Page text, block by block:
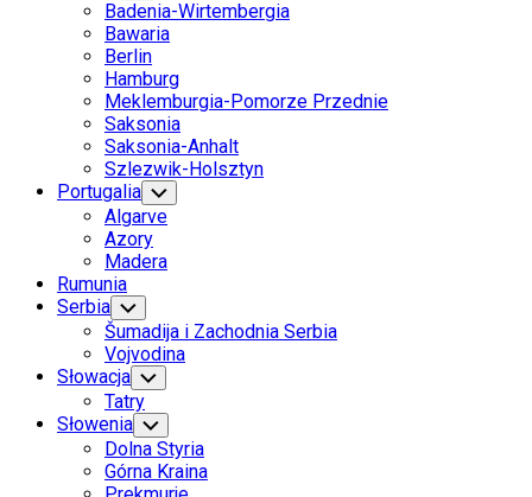
Child
Menu
Badenia-Wirtembergia
Bawaria
Berlin
Hamburg
Meklemburgia-Pomorze Przednie
Saksonia
Saksonia-Anhalt
Szlezwik-Holsztyn
Portugalia Toggle
Child
Menu
Algarve
Azory
Madera
Rumunia
Serbia Toggle
Child
Menu
Šumadija i Zachodnia Serbia
Vojvodina
Słowacja Toggle
Child
Menu
Tatry
Słowenia Toggle
Child
Menu
Dolna Styria
Górna Kraina